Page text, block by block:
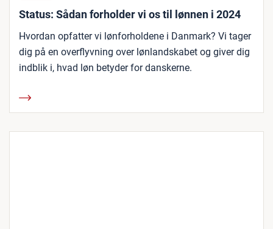
Status: Sådan forholder vi os til lønnen i 2024
Hvordan opfatter vi lønforholdene i Danmark? Vi tager
dig på en overflyvning over lønlandskabet og giver dig
indblik i, hvad løn betyder for danskerne.